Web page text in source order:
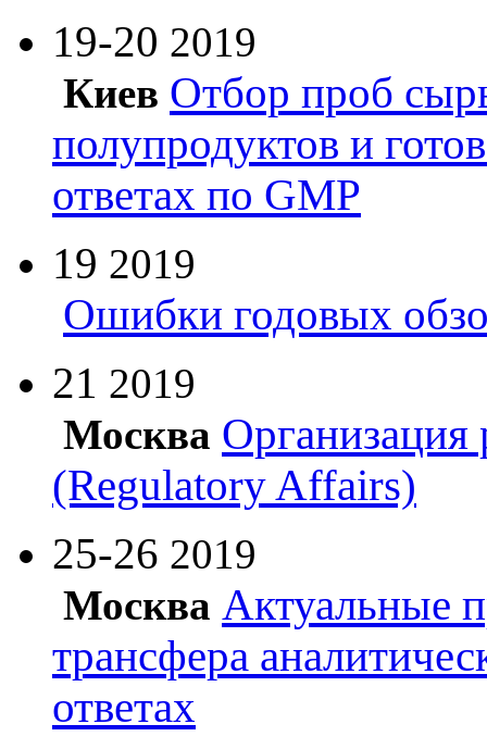
19-20 2019
Киев Отбор проб
полупродуктов и
ответах по GMP
19 2019
Ошибки годовых
21 2019
Москва Организация
(Regulatory Affairs)
25-26 2019
Москва Актуальные
трансфера
ответах